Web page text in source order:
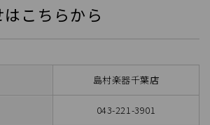
こちらから
島村楽器千葉店
043-221-3901